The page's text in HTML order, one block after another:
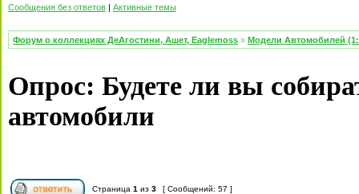
Сообщения без ответов | Активные темы
Форум о коллекциях ДеАгостини, Ашет, Eaglemoss » Модели Автомобилей
Опрос: Будете ли вы
автомобили
Страница 1 из 3 [ Сообщений: 57 ]